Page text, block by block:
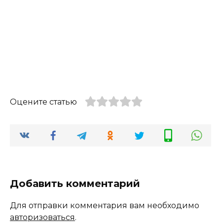
Оцените статью
Добавить комментарий
Для отправки комментария вам необходимо
авторизоваться.